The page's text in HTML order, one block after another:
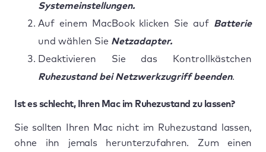
Systemeinstellungen.
Auf einem MacBook klicken Sie auf Batterie
und wählen Sie Netzadapter.
Deaktivieren Sie das Kontrollkästchen
Ruhezustand bei Netzwerkzugriff beenden.
Ist es schlecht, Ihren Mac im Ruhezustand zu lassen?
Sie sollten Ihren Mac nicht im Ruhezustand lassen,
ohne ihn jemals herunterzufahren. Zum einen